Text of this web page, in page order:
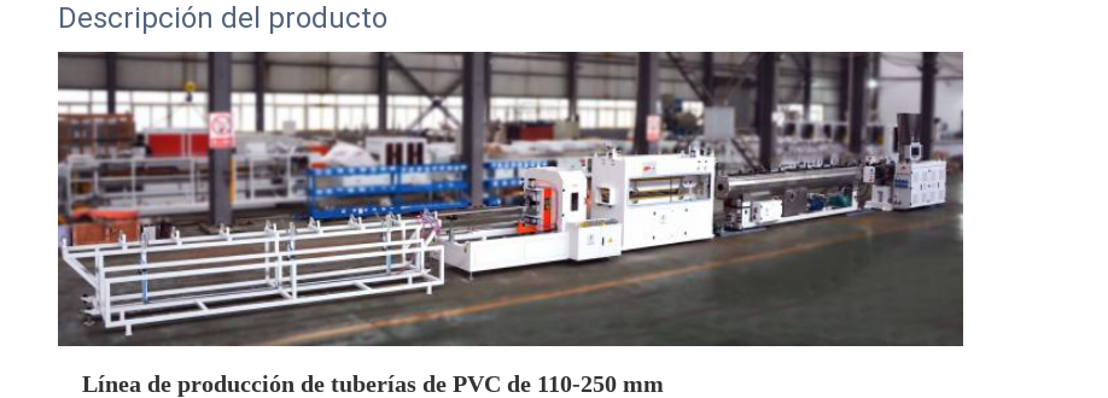
Descripción del producto
Línea de producción de tuberías de PVC de 110-250 mm